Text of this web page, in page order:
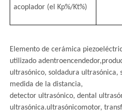
acoplador (el Kp%/Kt%)
Elemento de cerámica
utilizado adentroencendedor,
ultrasónico, soldadura ultrasónica,
medida de la distancia,
detector ultrasónico, dental
ultrasónica.ultrasónicomotor,